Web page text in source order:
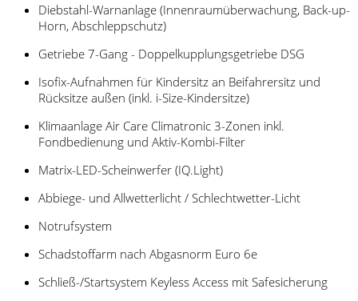
Diebstahl-Warnanlage (Innenraumüberwachung, Back-up-
Horn, Abschleppschutz)
Getriebe 7-Gang - Doppelkupplungsgetriebe DSG
Isofix-Aufnahmen für Kindersitz an Beifahrersitz und
Rücksitze außen (inkl. i-Size-Kindersitze)
Klimaanlage Air Care Climatronic 3-Zonen inkl.
Fondbedienung und Aktiv-Kombi-Filter
Matrix-LED-Scheinwerfer (IQ.Light)
Abbiege- und Allwetterlicht / Schlechtwetter-Licht
Notrufsystem
Schadstoffarm nach Abgasnorm Euro 6e
Schließ-/Startsystem Keyless Access mit Safesicherung